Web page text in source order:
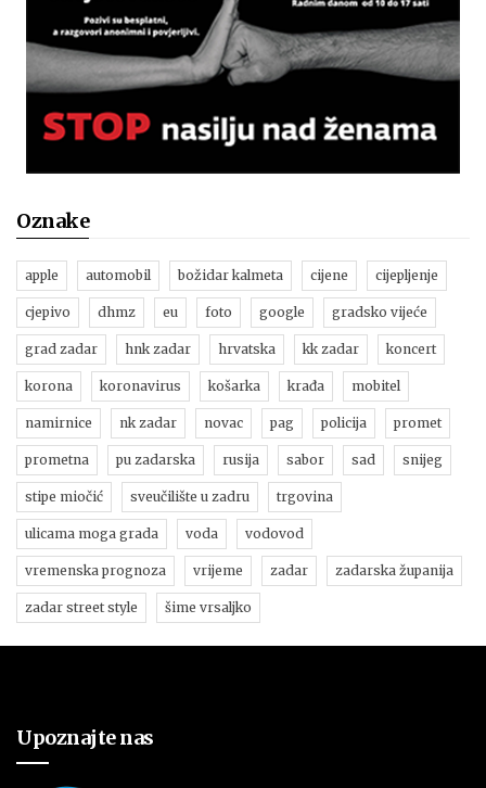
Oznake
apple automobil božidar kalmeta cijene cijepljenje
cjepivo dhmz eu foto google gradsko vijeće
grad zadar hnk zadar hrvatska kk zadar koncert
korona koronavirus košarka krađa mobitel
namirnice nk zadar novac pag policija promet
prometna pu zadarska rusija sabor sad snijeg
stipe miočić sveučilište u zadru trgovina
ulicama moga grada voda vodovod
vremenska prognoza vrijeme zadar zadarska županija
zadar street style šime vrsaljko
Upoznajte nas